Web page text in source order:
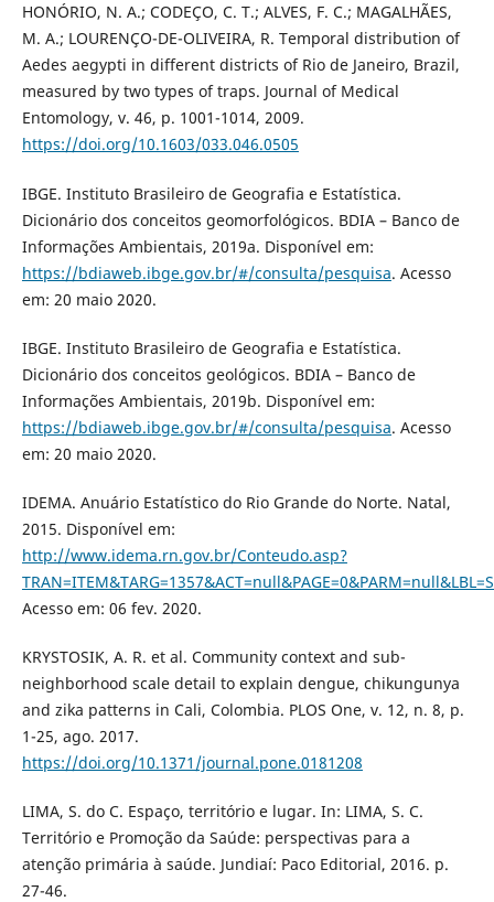
HONÓRIO, N. A.; CODEÇO, C. T.; ALVES, F. C.; MAGALHÃES,
M. A.; LOURENÇO-DE-OLIVEIRA, R. Temporal distribution of
Aedes aegypti in different districts of Rio de Janeiro, Brazil,
measured by two types of traps. Journal of Medical
Entomology, v. 46, p. 1001-1014, 2009.
https://doi.org/10.1603/033.046.0505
IBGE. Instituto Brasileiro de Geografia e Estatística.
Dicionário dos conceitos geomorfológicos. BDIA – Banco de
Informações Ambientais, 2019a. Disponível em:
https://bdiaweb.ibge.gov.br/#/consulta/pesquisa. Acesso
em: 20 maio 2020.
IBGE. Instituto Brasileiro de Geografia e Estatística.
Dicionário dos conceitos geológicos. BDIA – Banco de
Informações Ambientais, 2019b. Disponível em:
https://bdiaweb.ibge.gov.br/#/consulta/pesquisa. Acesso
em: 20 maio 2020.
IDEMA. Anuário Estatístico do Rio Grande do Norte. Natal,
2015. Disponível em:
http://www.idema.rn.gov.br/Conteudo.asp?
Acesso em: 06 fev. 2020.
KRYSTOSIK, A. R. et al. Community context and sub-
neighborhood scale detail to explain dengue, chikungunya
and zika patterns in Cali, Colombia. PLOS One, v. 12, n. 8, p.
1-25, ago. 2017.
https://doi.org/10.1371/journal.pone.0181208
LIMA, S. do C. Espaço, território e lugar. In: LIMA, S. C.
Território e Promoção da Saúde: perspectivas para a
atenção primária à saúde. Jundiaí: Paco Editorial, 2016. p.
27-46.